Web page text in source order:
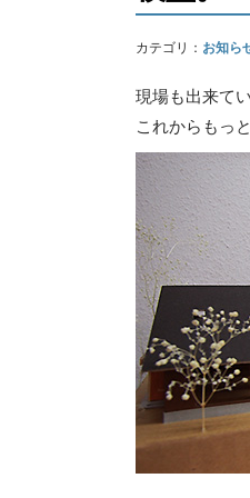
カテゴリ： お知ら
現場も出来て
これからもっ